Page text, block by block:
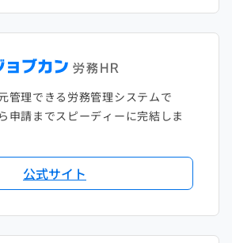
管理できる労務管理システムで
申請までスピーディーに完結しま
公式サイト